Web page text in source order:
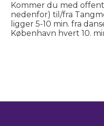
Kommer du med
nedenfor) til/fra
ligger 5-10 min. fra
København hvert 10.